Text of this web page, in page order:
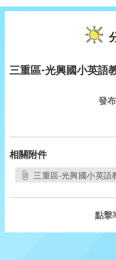
三重區-光興國小英語
發
相關附件
三重區-光興國小英
點擊